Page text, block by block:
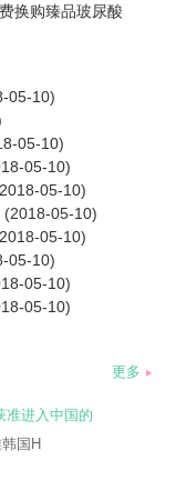
换购臻品玻尿酸
05-10)
05-10)
05-10)
05-10)
(2018-05-10)
05-10)
05-10)
05-10)
05-10)
更多
准进入中国的
国H